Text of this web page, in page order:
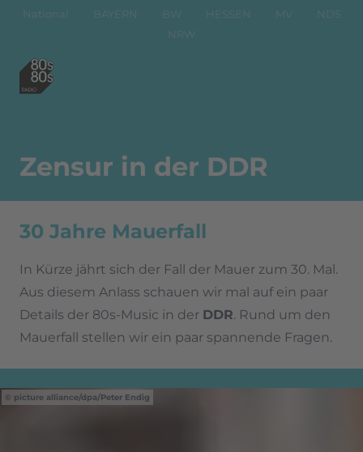
National BAYERN BW HESSEN MV
NDS
NRW
Zensur in der DDR
30 Jahre Mauerfall
In Kürze jährt sich der Fall der Mauer zum 30. Mal.
Aus diesem Anlass schauen wir mal auf ein paar
Details der 80s-Music in der DDR. Rund um den
Mauerfall stellen wir ein paar spannende Fragen.
picture alliance/dpa/Peter Endig